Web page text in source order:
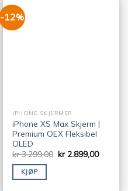
-12%
IPHONE SKJERMER
iPhone XS Max Skjerm |
Premium OEX Fleksibel
OLED
kr3.299,00 kr2.899,00
KJØP